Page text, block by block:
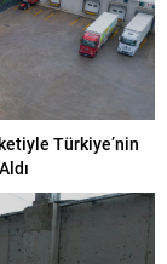
Türkiye’nin